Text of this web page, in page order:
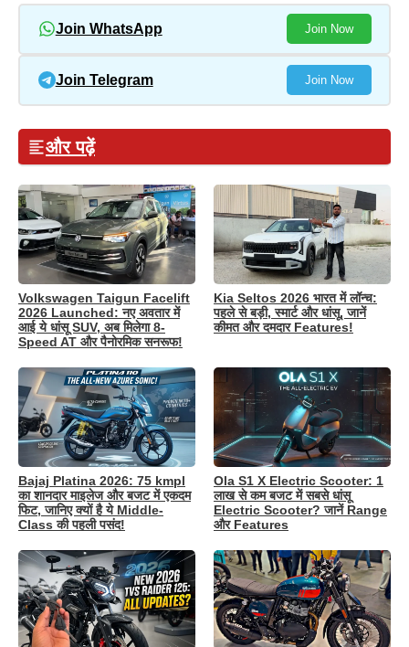
Join WhatsApp Join Now
Join Telegram Join Now
और पढ़ें
Volkswagen Taigun Facelift
2026 Launched: नए अवतार में
आई ये धांसू SUV, अब मिलेगा 8-
Speed AT और पैनोरमिक सनरूफ!
Kia Seltos 2026 भारत में लॉन्च:
पहले से बड़ी, स्मार्ट और धांसू, जानें
कीमत और दमदार Features!
Bajaj Platina 2026: 75 kmpl
का शानदार माइलेज और बजट में एकदम
फिट, जानिए क्यों है ये Middle-
Class की पहली पसंद!
Ola S1 X Electric Scooter: 1
लाख से कम बजट में सबसे धांसू
Electric Scooter? जानें Range
और Features